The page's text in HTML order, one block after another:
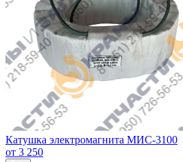
Катушка электромагнита МИС-3100
от 3 250